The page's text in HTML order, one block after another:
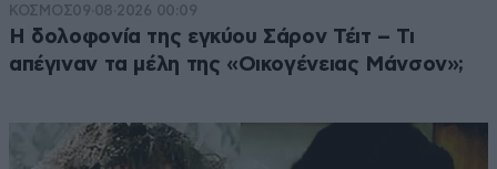
ΚΟΣΜΟΣ09·08·2026 00:09
Η δολοφονία της εγκύου Σάρον Τέιτ – Τι
απέγιναν τα μέλη της «Οικογένειας Μάνσον»;